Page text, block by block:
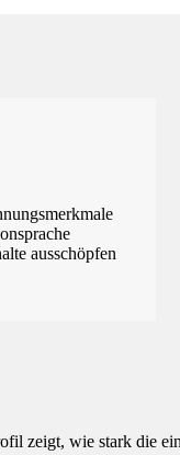
ausschöpfen
zeigt, wie stark die